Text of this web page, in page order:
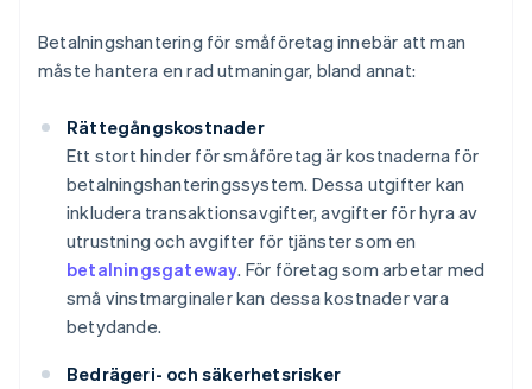
Betalningshantering för småföretag innebär att man
måste hantera en rad utmaningar, bland annat:
Rättegångskostnader
Ett stort hinder för småföretag är kostnaderna för
betalningshanteringssystem. Dessa utgifter kan
inkludera transaktionsavgifter, avgifter för hyra av
utrustning och avgifter för tjänster som en
betalningsgateway. För företag som arbetar med
små vinstmarginaler kan dessa kostnader vara
betydande.
Bedrägeri- och säkerhetsrisker